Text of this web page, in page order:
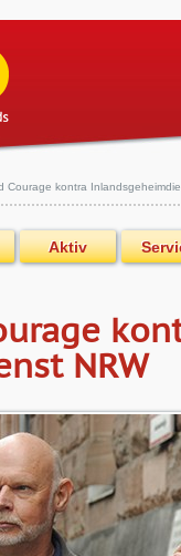
Aktiv
Courage kontra
NRW